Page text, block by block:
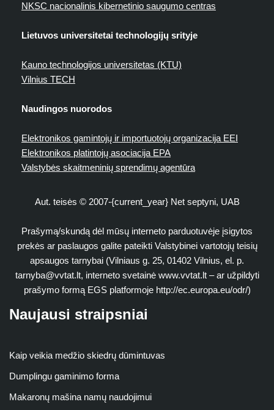
NKSC nacionalinis kibernetinio saugumo centras
Lietuvos universitetai technologijų srityje
Kauno technologijos universitetas (KTU)
Vilnius TECH
Naudingos nuorodos
Elektronikos gamintojų ir importuotojų organizacija EEI
Elektronikos platintojų asociacija EPA
Valstybės skaitmeninių sprendimų agentūra
Aut. teisės © 2007-{current_year} Net septyni, UAB
Prašymą/skundą dėl mūsų interneto parduotuvėje įsigytos
prekės ar paslaugos galite pateikti Valstybinei vartotojų teisių
apsaugos tarnybai (Vilniaus g. 25, 01402 Vilnius, el. p.
tarnyba@vvtat.lt, interneto svetainė www.vvtat.lt – ar užpildyti
prašymo formą EGS platformoje http://ec.europa.eu/odr/)
Naujausi straipsniai
Kaip veikia medžio skiedrų dūmintuvas
Dumplingu gaminimo forma
Makaronų mašina namų naudojimui